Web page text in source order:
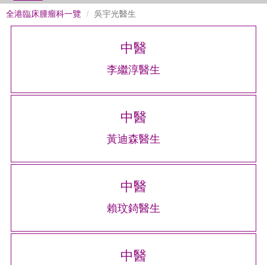
全港臨床腫瘤科一覽 吳宇光醫生
中醫
李繼淳醫生
中醫
黃迪森醫生
中醫
賴玟錡醫生
中醫